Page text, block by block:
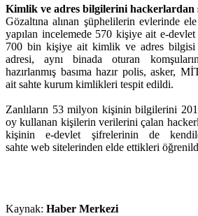
Kimlik ve adres bilgilerini hackerlardan
Gözaltına alınan şüphelilerin evlerinde
yapılan incelemede 570 kişiye ait e-
700 bin kişiye ait kimlik ve adres bilgisi
adresi, aynı binada oturan
hazırlanmış basıma hazır polis, asker,
ait sahte kurum kimlikleri tespit edildi.
Zanlıların 53 milyon kişinin bilgilerini
oy kullanan kişilerin verilerini çalan
kişinin e-devlet şifrelerinin de
sahte web sitelerinden elde ettikleri
Kaynak: Haber Merkezi